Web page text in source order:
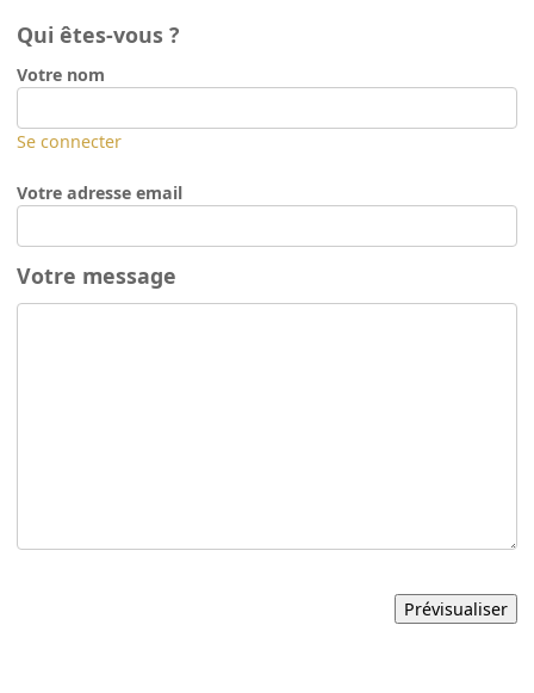
Qui êtes-vous ?
Votre nom
Se connecter
Votre adresse email
Votre message